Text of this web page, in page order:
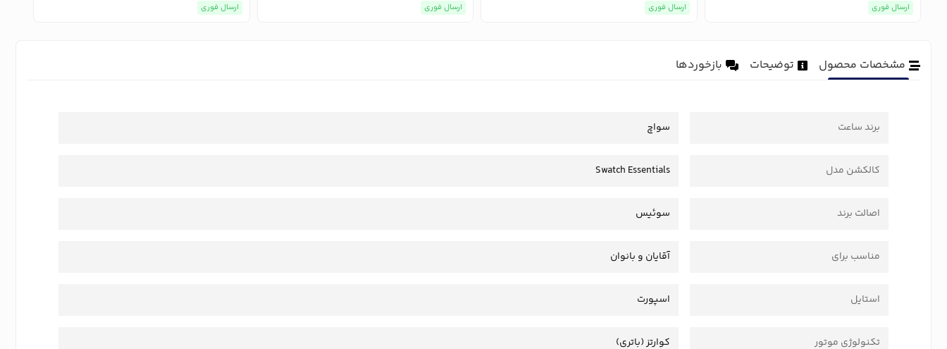
ارسال فوری ارسال فوری ارسال فوری ارسال فوری
مشخصات محصول توضیحات بازخوردها
برند ساعت سواچ
کالکشن مدل Swatch Essentials
اصالت برند سوئیس
مناسب برای آقایان و بانوان
استایل اسپورت
تکنولوژی موتور کوارتز (باتری)